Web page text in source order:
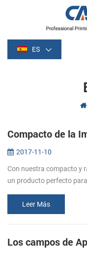
ES
2017-11-10
Con nuestra compacto y
un producto perfecto
internacionales relativa...
Leer Más